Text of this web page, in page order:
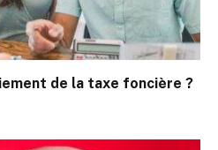
de la taxe foncière ?